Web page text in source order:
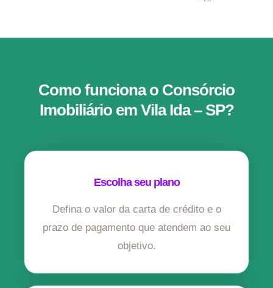
Como funciona o Consórcio
Imobiliário em Vila Ida – SP?
Escolha seu plano
Defina o valor da carta de crédito e o
prazo de pagamento que atendem ao seu
objetivo.